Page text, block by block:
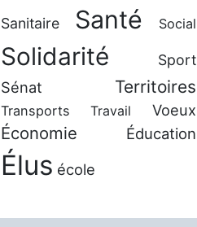
Sanitaire Santé Social
Solidarité Sport
Sénat Territoires
Transports Travail Voeux
Économie Éducation
Élus école